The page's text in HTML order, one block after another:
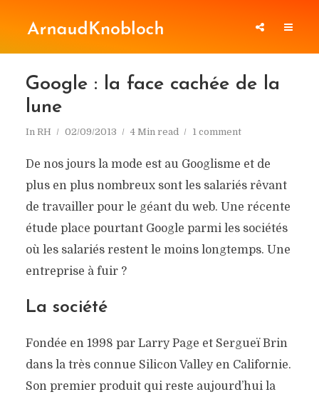
Google : la face cachée de la
lune
In RH 02/09/2013 4 Min read 1 comment
De nos jours la mode est au Googlisme et de
plus en plus nombreux sont les salariés rêvant
de travailler pour le géant du web. Une récente
étude place pourtant Google parmi les sociétés
où les salariés restent le moins longtemps. Une
entreprise à fuir ?
La société
Fondée en 1998 par Larry Page et Sergueï Brin
dans la très connue Silicon Valley en Californie.
Son premier produit qui reste aujourd’hui la